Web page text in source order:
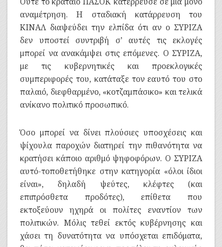
αναμέτρηση. Η σταδιακή κατάρρευση του
ΚΙΝΑΛ διαψεύδει την ελπίδα ότι αν ο ΣΥΡΙΖΑ
δεν υποστεί συντριβή σ’ αυτές τις εκλογές
μπορεί να ανακάμψει στις επόμενες. Ο ΣΥΡΙΖΑ,
με τις κυβερνητικές και προεκλογικές
συμπεριφορές του, κατάταξε τον εαυτό του στο
παλαιό, διεφθαρμένο, «κοτζαμπάσικο» και τελικά
ανίκανο πολιτικό προσωπικό.
Όσο μπορεί να δίνει πλούσιες υποσχέσεις και
ψίχουλα παροχών διατηρεί την πιθανότητα να
κρατήσει κάποιο αριθμό ψηφοφόρων. Ο ΣΥΡΙΖΑ
αυτό-τοποθετήθηκε στην κατηγορία «όλοι ίδιοι
είναι», δηλαδή ψεύτες, κλέφτες (και
επιπρόσθετα προδότες), επίθετα που
εκτοξεύουν ηχηρά οι πολίτες εναντίον των
πολιτικών. Μόλις τεθεί εκτός κυβέρνησης και
χάσει τη δυνατότητα να υπόσχεται επιδόματα,